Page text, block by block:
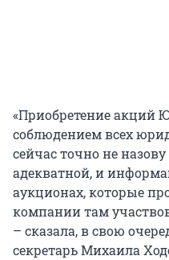
«Приобретение акций
соблюдением всех
сейчас точно не
адекватной, и
аукционах, которые
компании там
– сказала, в свою
секретарь Михаила